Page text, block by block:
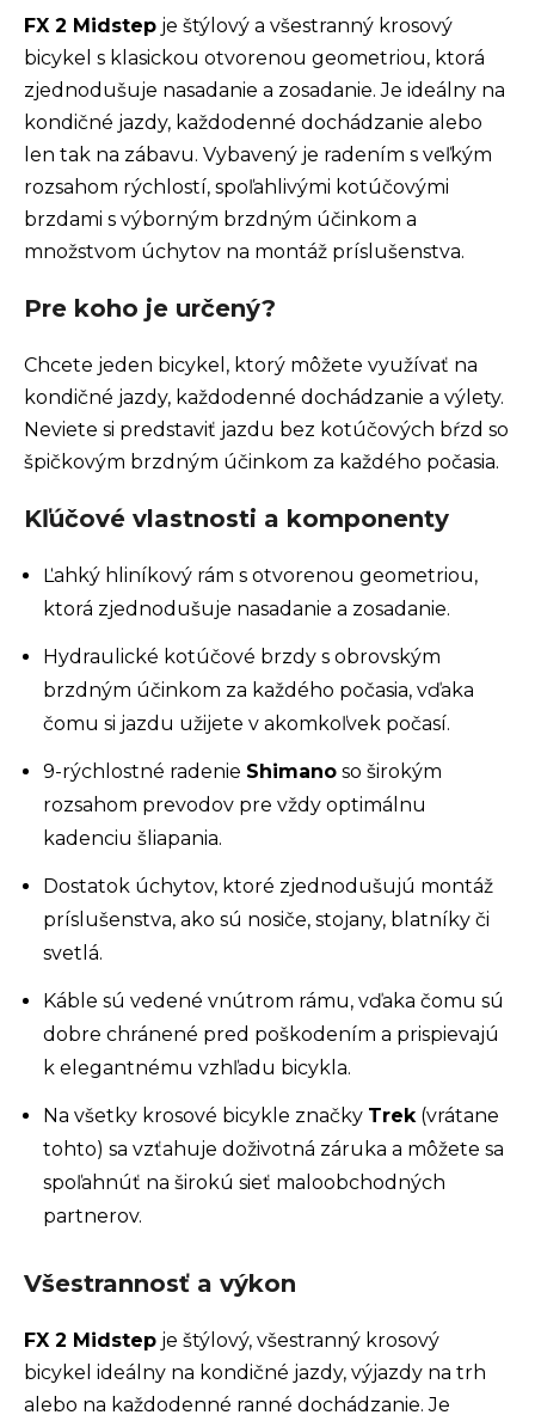
FX 2 Midstep je štýlový a všestranný krosový
bicykel s klasickou otvorenou geometriou, ktorá
zjednodušuje nasadanie a zosadanie. Je ideálny na
kondičné jazdy, každodenné dochádzanie alebo
len tak na zábavu. Vybavený je radením s veľkým
rozsahom rýchlostí, spoľahlivými kotúčovými
brzdami s výborným brzdným účinkom a
množstvom úchytov na montáž príslušenstva.
Pre koho je určený?
Chcete jeden bicykel, ktorý môžete využívať na
kondičné jazdy, každodenné dochádzanie a výlety.
Neviete si predstaviť jazdu bez kotúčových bŕzd so
špičkovým brzdným účinkom za každého počasia.
Kľúčové vlastnosti a komponenty
Ľahký hliníkový rám s otvorenou geometriou,
ktorá zjednodušuje nasadanie a zosadanie.
Hydraulické kotúčové brzdy s obrovským
brzdným účinkom za každého počasia, vďaka
čomu si jazdu užijete v akomkoľvek počasí.
9-rýchlostné radenie Shimano so širokým
rozsahom prevodov pre vždy optimálnu
kadenciu šliapania.
Dostatok úchytov, ktoré zjednodušujú montáž
príslušenstva, ako sú nosiče, stojany, blatníky či
svetlá.
Káble sú vedené vnútrom rámu, vďaka čomu sú
dobre chránené pred poškodením a prispievajú
k elegantnému vzhľadu bicykla.
Na všetky krosové bicykle značky Trek(vrátane
tohto) sa vzťahuje doživotná záruka a môžete sa
spoľahnúť na širokú sieť maloobchodných
partnerov.
Všestrannosť a výkon
FX 2 Midstep je štýlový, všestranný krosový
bicykel ideálny na kondičné jazdy, výjazdy na trh
alebo na každodenné ranné dochádzanie. Je